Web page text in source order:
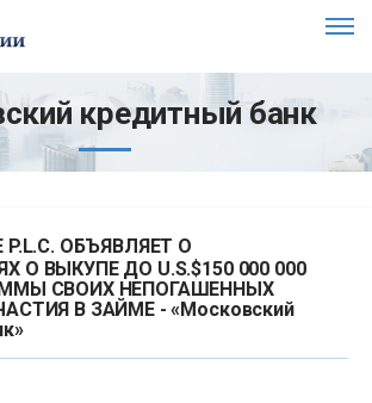
кредитный банк
P.L.C. ОБЪЯВЛЯЕТ О
О ВЫКУПЕ ДО U.S.$150 000 000
СВОИХ НЕПОГАШЕННЫХ
В ЗАЙМЕ - «Московский